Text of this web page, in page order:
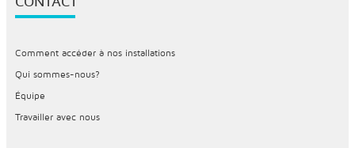
Comment accéder à nos installations
Qui sommes-nous?
Équipe
Travailler avec nous